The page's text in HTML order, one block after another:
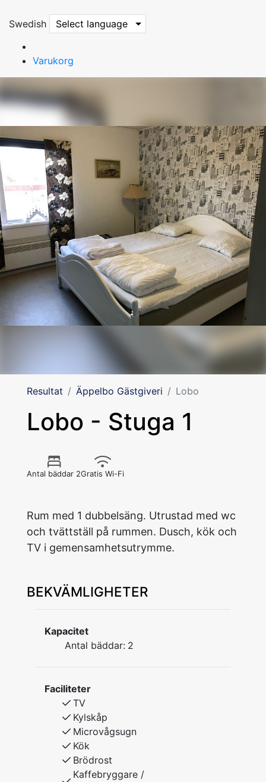
Swedish Select language
Varukorg
Resultat Äppelbo Gästgiveri Lobo
Lobo - Stuga 1
Antal bäddar 2Gratis Wi-Fi
Rum med 1 dubbelsäng. Utrustad med wc
och tvättställ på rummen. Dusch, kök och
TV i gemensamhetsutrymme.
BEKVÄMLIGHETER
Kapacitet
Antal bäddar: 2
Faciliteter
TV
Kylskåp
Microvågsugn
Kök
Brödrost
Kaffebryggare /